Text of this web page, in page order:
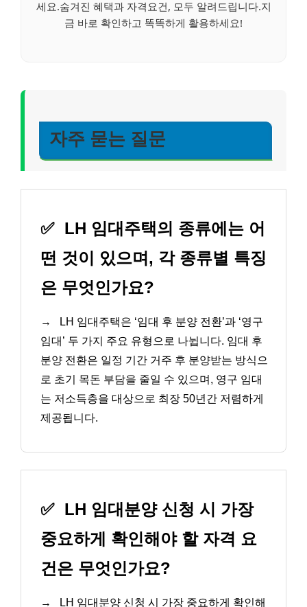
세요.숨겨진 혜택과 자격요건, 모두 알려드립니다.지
금 바로 확인하고 똑똑하게 활용하세요!
자주 묻는 질문
✅ LH 임대주택의 종류에는 어
떤 것이 있으며, 각 종류별 특징
은 무엇인가요?
→
LH 임대주택은 ‘임대 후 분양 전환’과 ‘영구
임대’ 두 가지 주요 유형으로 나뉩니다. 임대 후
분양 전환은 일정 기간 거주 후 분양받는 방식으
로 초기 목돈 부담을 줄일 수 있으며, 영구 임대
는 저소득층을 대상으로 최장 50년간 저렴하게
제공됩니다.
✅ LH 임대분양 신청 시 가장
중요하게 확인해야 할 자격 요
건은 무엇인가요?
→
LH 임대분양 신청 시 가장 중요하게 확인해